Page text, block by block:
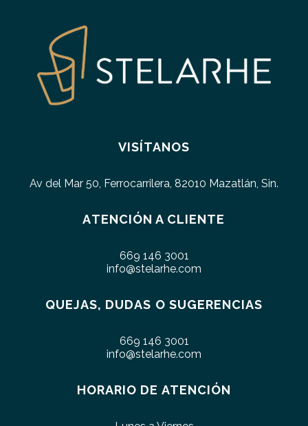
VISÍTANOS
Av del Mar 50, Ferrocarrilera, 82010 Mazatlán, Sin.
ATENCIÓN A CLIENTE
669 146 3001
info@stelarhe.com
QUEJAS, DUDAS O SUGERENCIAS
669 146 3001
info@stelarhe.com
HORARIO DE ATENCIÓN